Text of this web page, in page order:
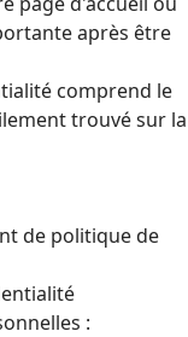
après être
comprend le
trouvé sur la
de politique de
: